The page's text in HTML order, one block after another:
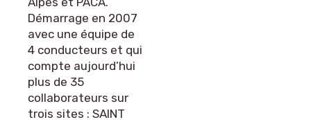
Démarrage en 2007
avec une équipe de
4 conducteurs et qui
compte aujourd’hui
plus de 35
collaborateurs sur
trois sites : SAINT